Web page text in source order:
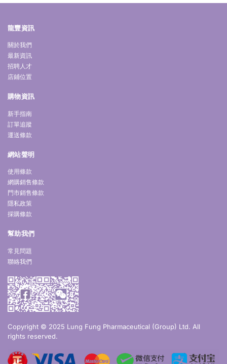
龍豐資訊
關於我們
最新資訊
招聘人才
店鋪位置
購物資訊
新手指南
訂單追蹤
運送條款
網站聲明
使用條款
網購銷售條款
門市銷售條款
隱私政策
採購條款
幫助我們
常見問題
聯絡我們
Copyright © 2025 Lung Fung Pharmaceutical (Group) Ltd. All
rights reserved.